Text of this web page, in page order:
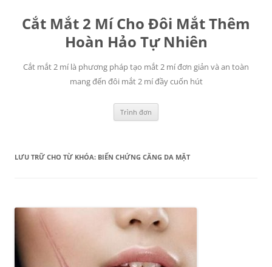
nội
dung
Cắt Mắt 2 Mí Cho Đôi Mắt Thêm
Hoàn Hảo Tự Nhiên
Cắt mắt 2 mí là phương pháp tạo mắt 2 mí đơn giản và an toàn
mang đến đôi mắt 2 mí đầy cuốn hút
Trình đơn
LƯU TRỮ CHO TỪ KHÓA: BIẾN CHỨNG CĂNG DA MẶT